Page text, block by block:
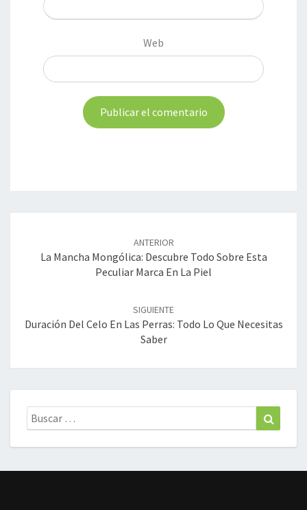
Web
entradas
ANTERIOR
La Mancha Mongólica: Descubre Todo Sobre Esta
Peculiar Marca En La Piel
SIGUIENTE
Duración Del Celo En Las Perras: Todo Lo Que Necesitas
Saber
Buscar: